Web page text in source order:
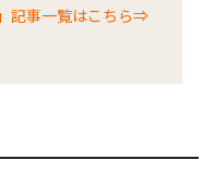
記事一覧はこちら⇒